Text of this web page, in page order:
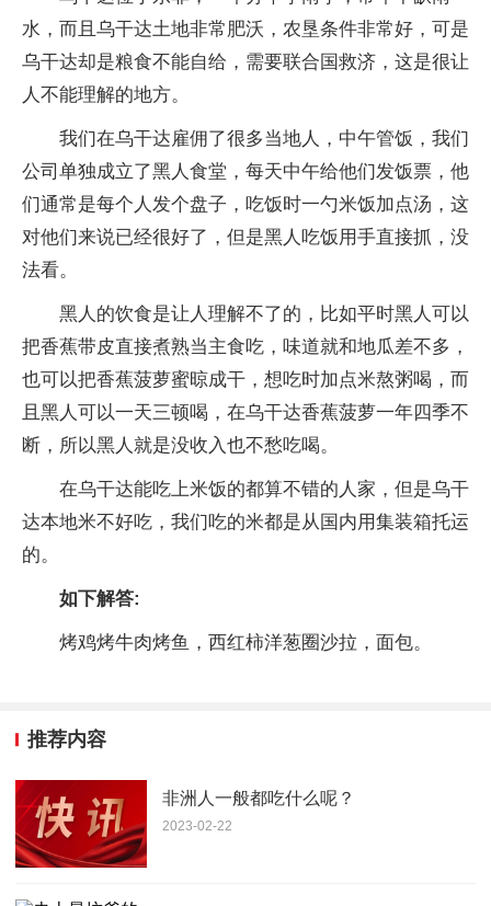
水，而且乌干达土地非常肥沃，农垦条件非常好，可是
乌干达却是粮食不能自给，需要联合国救济，这是很让
人不能理解的地方。
我们在乌干达雇佣了很多当地人，中午管饭，我们
公司单独成立了黑人食堂，每天中午给他们发饭票，他
们通常是每个人发个盘子，吃饭时一勺米饭加点汤，这
对他们来说已经很好了，但是黑人吃饭用手直接抓，没
法看。
黑人的饮食是让人理解不了的，比如平时黑人可以
把香蕉带皮直接煮熟当主食吃，味道就和地瓜差不多，
也可以把香蕉菠萝蜜晾成干，想吃时加点米熬粥喝，而
且黑人可以一天三顿喝，在乌干达香蕉菠萝一年四季不
断，所以黑人就是没收入也不愁吃喝。
在乌干达能吃上米饭的都算不错的人家，但是乌干
达本地米不好吃，我们吃的米都是从国内用集装箱托运
的。
如下解答:
烤鸡烤牛肉烤鱼，西红柿洋葱圈沙拉，面包。
推荐内容
非洲人一般都吃什么呢？
2023-02-22